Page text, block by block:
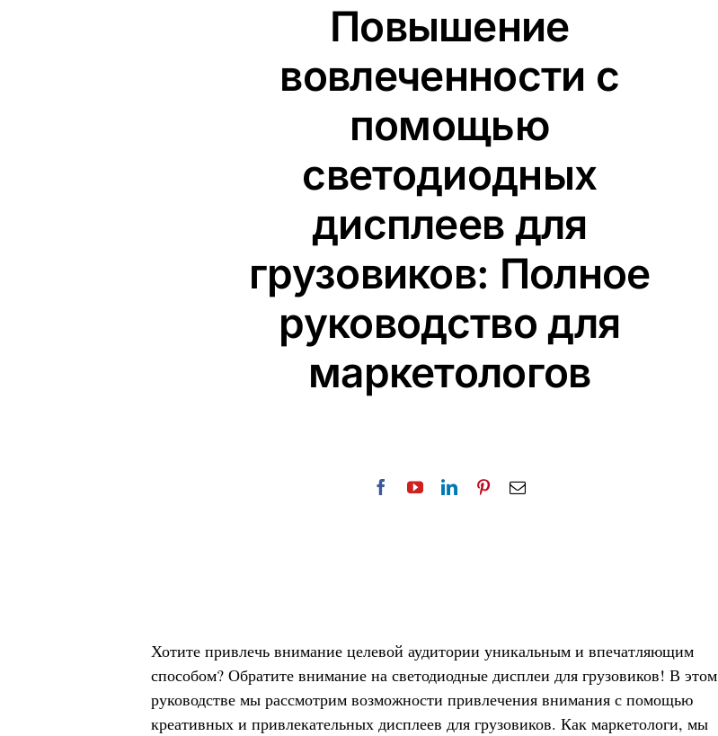
Повышение
вовлеченности с
помощью
светодиодных
дисплеев для
грузовиков: Полное
руководство для
маркетологов
Хотите привлечь внимание целевой аудитории уникальным и впечатляющим
способом? Обратите внимание на светодиодные дисплеи для грузовиков! В этом
руководстве мы рассмотрим возможности привлечения внимания с помощью
креативных и привлекательных дисплеев для грузовиков. Как маркетологи, мы